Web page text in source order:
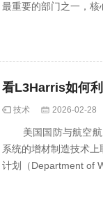
最重要的部门之一，核
看L3Harris如何
技术 2026-02-28
美国国防与航空航
系统的增材制造技术
计划（Department of